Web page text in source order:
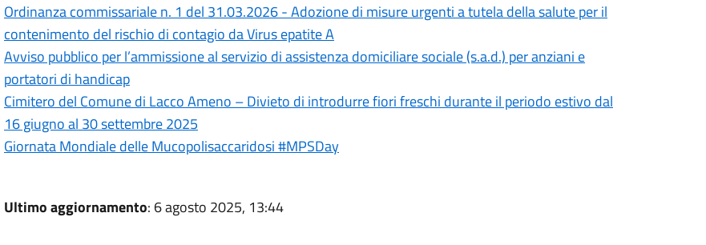
Ordinanza commissariale n. 1 del 31.03.2026 - Adozione di misure urgenti a tutela della salute per il
contenimento del rischio di contagio da Virus epatite A
Avviso pubblico per l’ammissione al servizio di assistenza domiciliare sociale (s.a.d.) per anziani e
portatori di handicap
Cimitero del Comune di Lacco Ameno – Divieto di introdurre fiori freschi durante il periodo estivo dal
16 giugno al 30 settembre 2025
Giornata Mondiale delle Mucopolisaccaridosi #MPSDay
Ultimo aggiornamento: 6 agosto 2025, 13:44